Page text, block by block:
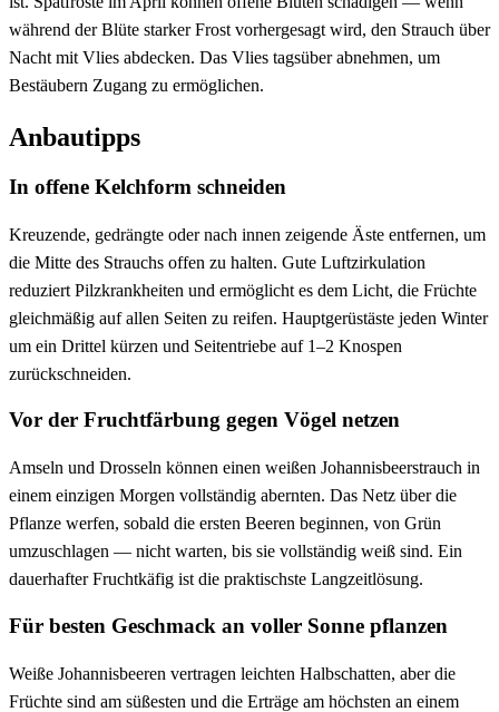
während der Blüte starker Frost vorhergesagt wird, den Strauch über
Nacht mit Vlies abdecken. Das Vlies tagsüber abnehmen, um
Bestäubern Zugang zu ermöglichen.
Anbautipps
In offene Kelchform schneiden
Kreuzende, gedrängte oder nach innen zeigende Äste entfernen, um
die Mitte des Strauchs offen zu halten. Gute Luftzirkulation
reduziert Pilzkrankheiten und ermöglicht es dem Licht, die Früchte
gleichmäßig auf allen Seiten zu reifen. Hauptgerüstäste jeden Winter
um ein Drittel kürzen und Seitentriebe auf 1–2 Knospen
zurückschneiden.
Vor der Fruchtfärbung gegen Vögel netzen
Amseln und Drosseln können einen weißen Johannisbeerstrauch in
einem einzigen Morgen vollständig abernten. Das Netz über die
Pflanze werfen, sobald die ersten Beeren beginnen, von Grün
umzuschlagen — nicht warten, bis sie vollständig weiß sind. Ein
dauerhafter Fruchtkäfig ist die praktischste Langzeitlösung.
Für besten Geschmack an voller Sonne pflanzen
Weiße Johannisbeeren vertragen leichten Halbschatten, aber die
Früchte sind am süßesten und die Erträge am höchsten an einem